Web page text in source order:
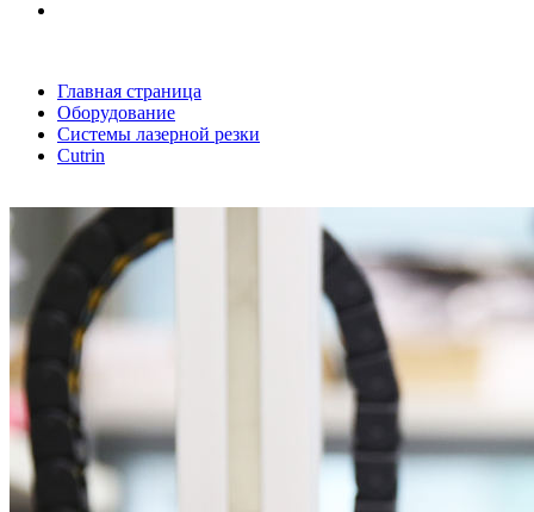
Главная страница
Оборудование
Системы лазерной резки
Cutrin